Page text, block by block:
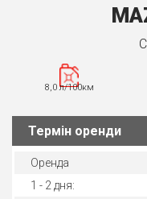
8,0 л/100км
Термін оренди
Оренда
1 - 2 дня: